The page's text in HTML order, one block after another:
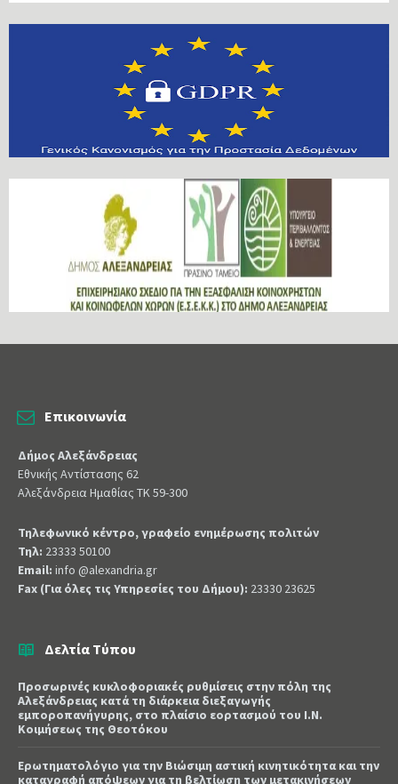
Επικοινωνία
Δήμος Αλεξάνδρειας
Εθνικής Αντίστασης 62
Αλεξάνδρεια Ημαθίας ΤΚ 59-300
Τηλεφωνικό κέντρο, γραφείο ενημέρωσης πολιτών
Τηλ: 23333 50100
Email: info @alexandria.gr
Fax (Για όλες τις Υπηρεσίες του Δήμου): 23330 23625
Δελτία Τύπου
Προσωρινές κυκλοφοριακές ρυθμίσεις στην πόλη της
Αλεξάνδρειας κατά τη διάρκεια διεξαγωγής
εμποροπανήγυρης, στο πλαίσιο εορτασμού του Ι.Ν.
Κοιμήσεως της Θεοτόκου
Ερωτηματολόγιο για την Βιώσιμη αστική κινητικότητα και την
καταγραφή απόψεων για τη βελτίωση των μετακινήσεων